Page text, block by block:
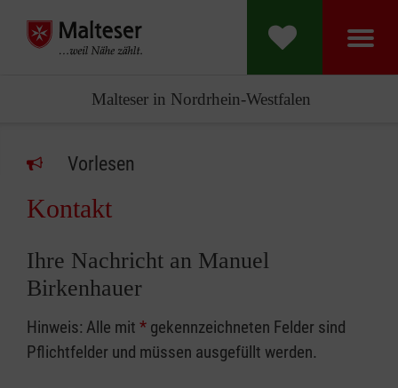
Malteser in Nordrhein-Westfalen
Vorlesen
Kontakt
Ihre Nachricht an Manuel
Birkenhauer
Hinweis: Alle mit * gekennzeichneten Felder sind
Pflichtfelder und müssen ausgefüllt werden.